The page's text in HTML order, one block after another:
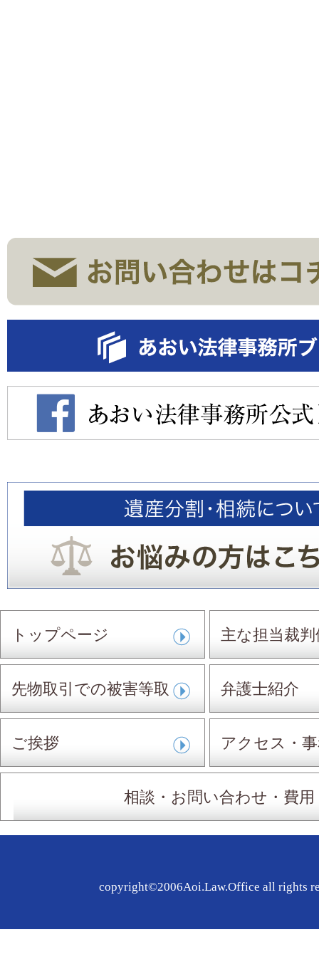
トップページ 主な担当裁判
先物取引での被害等取
扱事件
弁護士紹介
ご挨拶 アクセス・
相談・お問い合わせ・費用
copyright©2006Aoi.Law.Office all rights